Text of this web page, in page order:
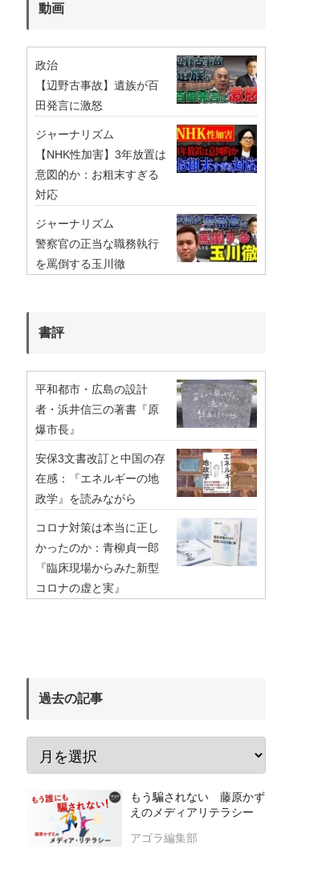
動画
政治
【辺野古事故】遺族が百
田発言に激怒
ジャーナリズム
【NHK性加害】3年放置は
意図的か：お粗末すぎる
対応
ジャーナリズム
警察官の正当な職務執行
を罵倒する玉川徹
書評
平和都市・広島の設計
者・浜井信三の著書『原
爆市長』
安保3文書改訂と中国の存
在感：『エネルギーの地
政学』を読みながら
コロナ対策は本当に正し
かったのか：青柳貞一郎
『臨床現場からみた新型
コロナの虚と実』
過去の記事
もう騙されない 藤原かず
えのメディアリテラシー
アゴラ編集部